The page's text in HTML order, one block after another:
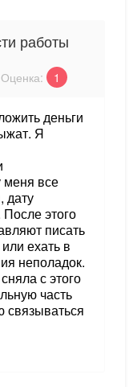
работы
Оценка: 1
деньги
Я
меня все
дату
этого
писать
ехать в
неполадок.
с этого
часть
связываться